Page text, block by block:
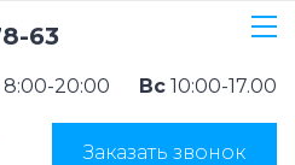
63
8:00-20:00 Вс 10:00-17.00
Заказать звонок